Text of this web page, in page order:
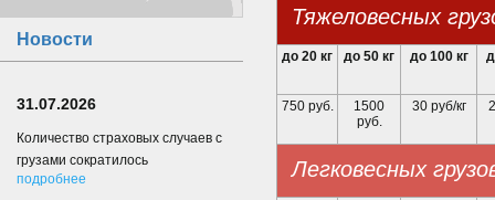
Тяжеловесных
до 20 кг до 50 кг до 100 кг
750 руб.
1500
руб.
30 руб/кг
Легковесных
Новости
31.07.2026
Количество страховых случаев с
грузами сократилось
подробнее